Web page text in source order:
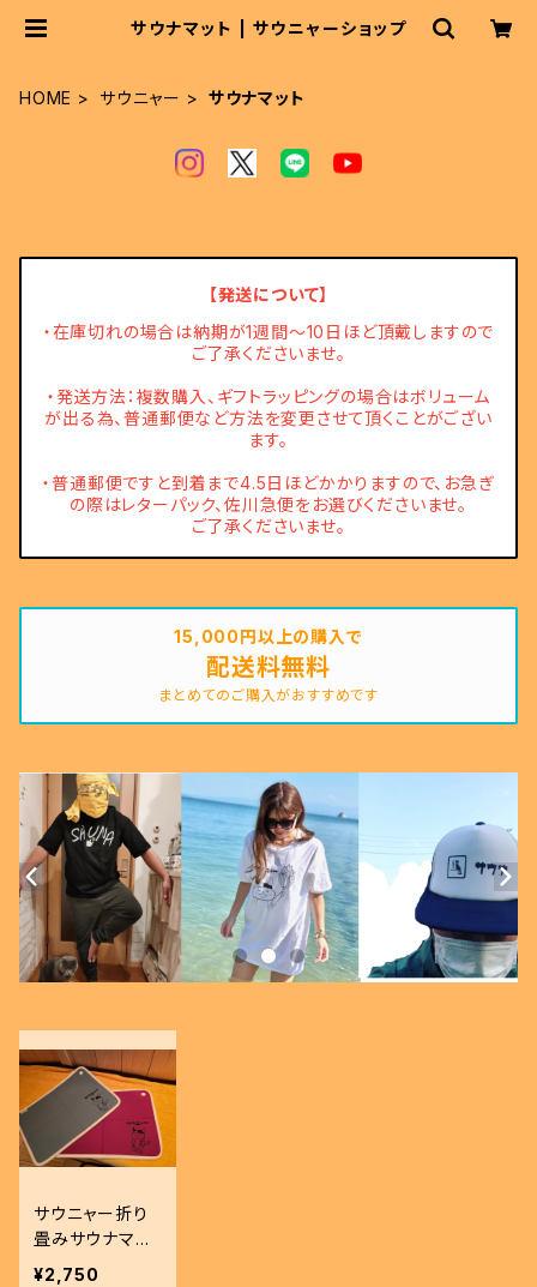
サウナマット | サウニャーショップ
HOME サウニャー サウナマット
【発送について】
・在庫切れの場合は納期が1週間～10日ほど頂戴しますので
ご了承くださいませ。
・発送方法：複数購入、ギフトラッピングの場合はボリューム
が出る為、普通郵便など方法を変更させて頂くことがござい
ます。
・普通郵便ですと到着まで4.5日ほどかかりますので、お急ぎ
の際はレターパック、佐川急便をお選びくださいませ。
ご了承くださいませ。
15,000円以上の購入で
配送料無料
まとめてのご購入がおすすめです
サウニャー折り
畳みサウナマッ
トミニ（2色）
¥2,750